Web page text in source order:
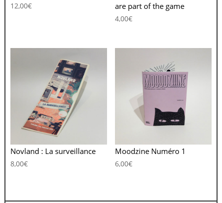
12,00€
are part of the game
4,00€
Novland : La surveillance
8,00€
Moodzine Numéro 1
6,00€